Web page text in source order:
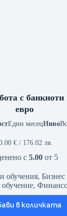
с
евро
Един месецНиво
€ / 176.02 лв.
с 5.00от 5
обучения, Бизнес
,
в количката